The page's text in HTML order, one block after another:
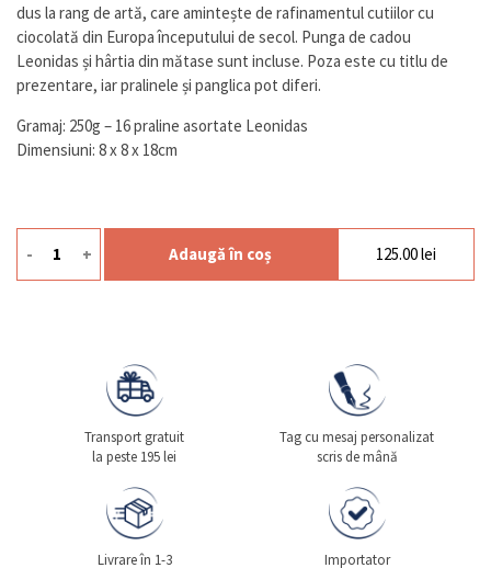
la
clienți
dus la rang de artă, care amintește de rafinamentul cutiilor cu
ciocolată din Europa începutului de secol. Punga de cadou
Leonidas și hârtia din mătase sunt incluse. Poza este cu titlu de
prezentare, iar pralinele și panglica pot diferi.
Gramaj: 250g – 16 praline asortate Leonidas
Dimensiuni: 8 x 8 x 18cm
Cantitate Maison Petit
- + Adaugă în coș 125.00lei
Transport gratuit
la peste 195 lei
Tag cu mesaj personalizat
scris de mână
Livrare în 1-3
Importator